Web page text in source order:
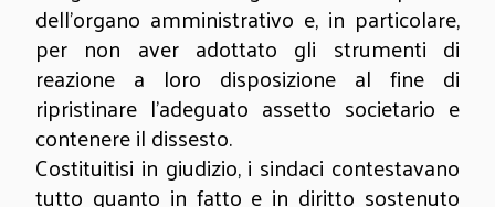
dell’organo amministrativo e, in particolare,
per non aver adottato gli strumenti di
reazione a loro disposizione al fine di
ripristinare l’adeguato assetto societario e
contenere il dissesto.
Costituitisi in giudizio, i sindaci contestavano
tutto quanto in fatto e in diritto sostenuto